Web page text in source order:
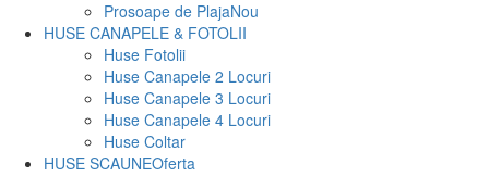
Prosoape de PlajaNou
HUSE CANAPELE & FOTOLII
Huse Fotolii
Huse Canapele 2 Locuri
Huse Canapele 3 Locuri
Huse Canapele 4 Locuri
Huse Coltar
HUSE SCAUNEOferta